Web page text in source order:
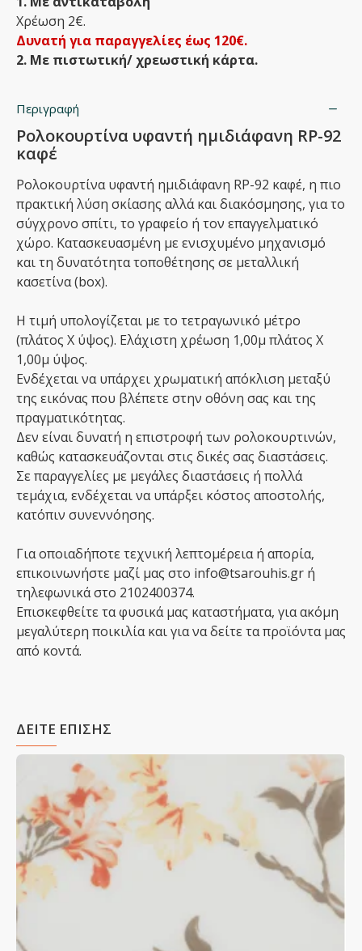
Χρέωση 2€.
Δυνατή για παραγγελίες έως 120€.
2. Με πιστωτική/ χρεωστική κάρτα.
Περιγραφή
Ρολοκουρτίνα υφαντή ημιδιάφανη RP-92
καφέ
Ρολοκουρτίνα υφαντή ημιδιάφανη RP-92 καφέ, η πιο
πρακτική λύση σκίασης αλλά και διακόσμησης, για το
σύγχρονο σπίτι, το γραφείο ή τον επαγγελματικό
χώρο. Κατασκευασμένη με ενισχυμένο μηχανισμό
και τη δυνατότητα τοποθέτησης σε μεταλλική
κασετίνα (box).
Η τιμή υπολογίζεται με το τετραγωνικό μέτρο
(πλάτος Χ ύψος). Ελάχιστη χρέωση 1,00μ πλάτος Χ
1,00μ ύψος.
Ενδέχεται να υπάρχει χρωματική απόκλιση μεταξύ
της εικόνας που βλέπετε στην οθόνη σας και της
πραγματικότητας.
Δεν είναι δυνατή η επιστροφή των ρολοκουρτινών,
καθώς κατασκευάζονται στις δικές σας διαστάσεις.
Σε παραγγελίες με μεγάλες διαστάσεις ή πολλά
τεμάχια, ενδέχεται να υπάρξει κόστος αποστολής,
κατόπιν συνεννόησης.
Για οποιαδήποτε τεχνική λεπτομέρεια ή απορία,
επικοινωνήστε μαζί μας στο info@tsarouhis.gr ή
τηλεφωνικά στο 2102400374.
Επισκεφθείτε τα φυσικά μας καταστήματα, για ακόμη
μεγαλύτερη ποικιλία και για να δείτε τα προϊόντα μας
από κοντά.
ΔΕΙΤΕ ΕΠΙΣΗΣ